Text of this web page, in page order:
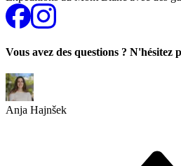
Vous avez des questions ? N'hésitez
Anja Hajnšek